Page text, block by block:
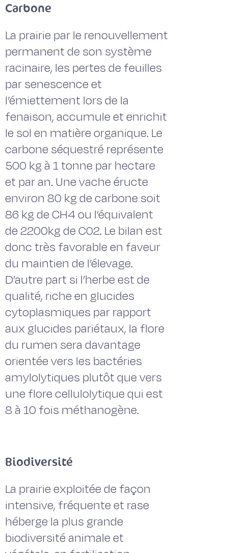
Carbone
La prairie par le renouvellement
permanent de son système
racinaire, les pertes de feuilles
par senescence et
l’émiettement lors de la
fenaison, accumule et enrichit
le sol en matière organique. Le
carbone séquestré représente
500 kg à 1 tonne par hectare
et par an. Une vache éructe
environ 80 kg de carbone soit
86 kg de CH4 ou l’équivalent
de 2200kg de C02. Le bilan est
donc très favorable en faveur
du maintien de l’élevage.
D’autre part si l’herbe est de
qualité, riche en glucides
cytoplasmiques par rapport
aux glucides pariétaux, la flore
du rumen sera davantage
orientée vers les bactéries
amylolytiques plutôt que vers
une flore cellulolytique qui est
8 à 10 fois méthanogène.
Biodiversité
La prairie exploitée de façon
intensive, fréquente et rase
héberge la plus grande
biodiversité animale et